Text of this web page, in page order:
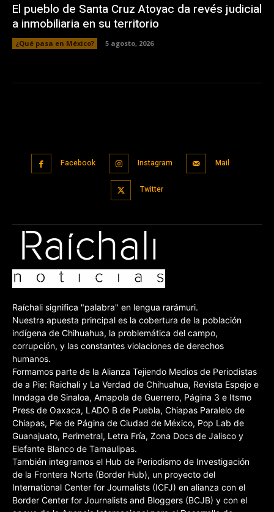
El pueblo de Santa Cruz Atoyac da revés judicial
a inmobiliaria en su territorio
¿Qué pasa en México? 5 agosto, 2026
Facebook Instagram Mail
Twitter
Raíchali significa "palabra" en lengua rarámuri.
Nuestra apuesta principal es la cobertura de la población
indígena de Chihuahua, la problemática del campo,
corrupción, y las constantes violaciones de derechos
humanos.
Formamos parte de la Alianza Tejiendo Medios de Periodistas
de a Pie: Raichali y La Verdad de Chihuahua, Revista Espejo e
Inndaga de Sinaloa, Amapola de Guerrero, Página 3 e Itsmo
Press de Oaxaca, LADO B de Puebla, Chiapas Paralelo de
Chiapas, Pie de Página de Ciudad de México, Pop Lab de
Guanajuato, Perimetral, Letra Fría, Zona Docs de Jalisco y
Elefante Blanco de Tamaulipas.
También integramos el Hub de Periodismo de Investigación
de la Frontera Norte (Border Hub), un proyecto del
International Center for Journalists (ICFJ) en alianza con el
Border Center for Journalists and Bloggers (BCJB) y con el